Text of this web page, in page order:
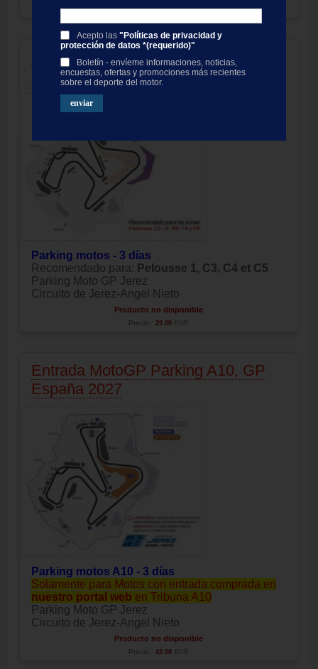
Acepto las "Políticas de privacidad y
protección de datos *(requerido)"
Boletín - envíeme informaciones, noticias,
encuestas, ofertas y promociones más recientes
sobre el deporte del motor.
Precio: 194.00 EUR
Entrada MotoGP Parking, GP
España 2027
Parking motos - 3 días
Recomendado para: Pelousse 1, C3, C4 et C5
Parking Moto GP Jerez
Circuito de Jerez-Angel Nieto
Producto no disponible
Precio: 29.00 EUR
Entrada MotoGP Parking A10, GP
España 2027
Parking motos A10 - 3 días
Solamente para Motos con entrada comprada en
nuestro portal web en Tribuna A10
Parking Moto GP Jerez
Circuito de Jerez-Angel Nieto
Producto no disponible
Precio: 42.00 EUR